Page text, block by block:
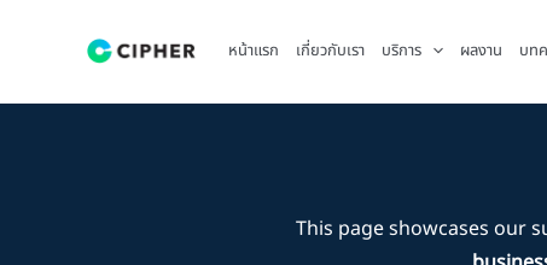
หน้าแรก เกี่ยวกับเรา บริการ ผลงาน บท
This page showcases our